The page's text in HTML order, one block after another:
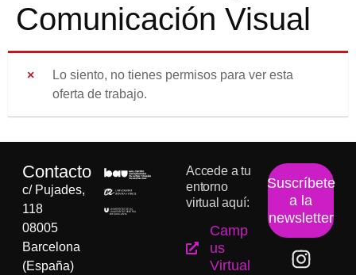
Comunicación Visual
Lo siento, no tienes permisos para ver esta
oferta de trabajo.
Contacto
c/ Pujades,
118
08005
Barcelona
(España)
Accede a tu
entorno
virtual aquí:
Camp
us
Virtual
Suscríbete
a la
newsletter